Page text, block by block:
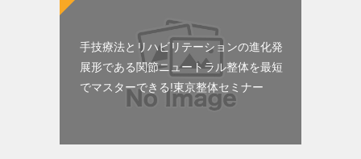
手技療法とリハビリテーションの進化発
展形である関節ニュートラル整体を最短
でマスターできる!東京整体セミナー